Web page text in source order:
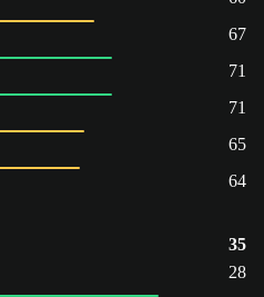
67
71
71
65
64
35
28